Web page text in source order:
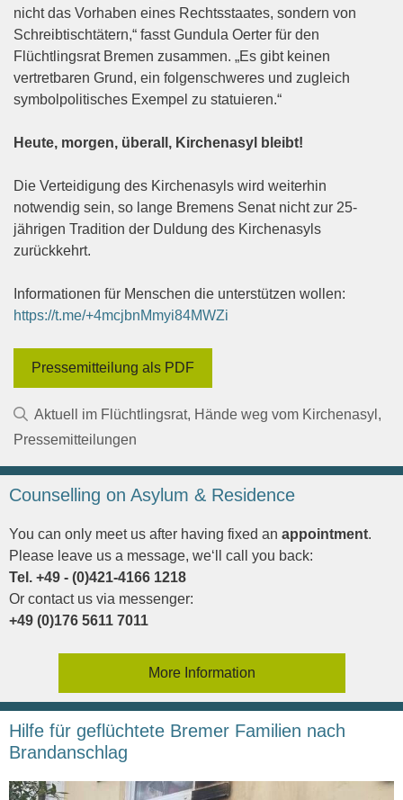
nicht das Vorhaben eines Rechtsstaates, sondern von
Schreibtischtätern,“ fasst Gundula Oerter für den
Flüchtlingsrat Bremen zusammen. „Es gibt keinen
vertretbaren Grund, ein folgenschweres und zugleich
symbolpolitisches Exempel zu statuieren.“
Heute, morgen, überall, Kirchenasyl bleibt!
Die Verteidigung des Kirchenasyls wird weiterhin
notwendig sein, so lange Bremens Senat nicht zur 25-
jährigen Tradition der Duldung des Kirchenasyls
zurückkehrt.
Informationen für Menschen die unterstützen wollen:
https://t.me/+4mcjbnMmyi84MWZi
Pressemitteilung als PDF
Kategorien
Aktuell im Flüchtlingsrat, Hände weg vom Kirchenasyl ,
Pressemitteilungen
Counselling on Asylum & Residence
You can only meet us after having fixed an appointment.
Please leave us a message, we‘ll call you back:
Tel. +49 - (0)421-4166 1218
Or contact us via messenger:
+49 (0)176 5611 7011
More Information
Hilfe für geflüchtete Bremer Familien nach
Brandanschlag